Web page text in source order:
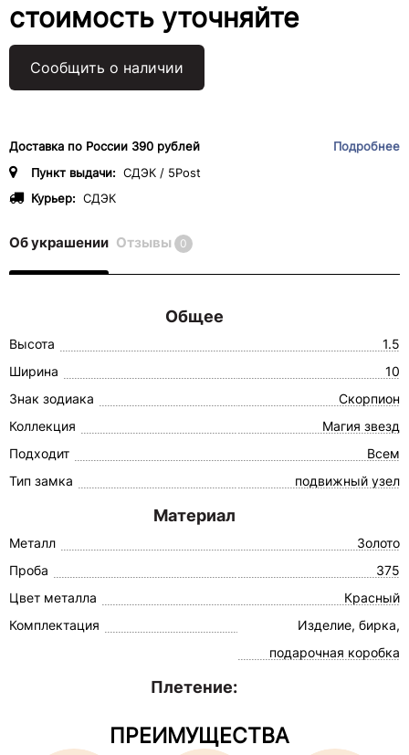
стоимость уточняйте
Сообщить о наличии
Доставка по России 390 рублей
Подробнее
Пункт выдачи: СДЭК / 5Post
Курьер: СДЭК
Об украшении Отзывы 0
Общее
Высота
1.5
Ширина
10
Знак зодиака
Скорпион
Коллекция
Магия звезд
Подходит
Всем
Тип замка
подвижный узел
Материал
Металл
Золото
Проба
375
Цвет металла
Красный
Комплектация
Изделие, бирка,
подарочная коробка
Плетение:
ПРЕИМУЩЕСТВА